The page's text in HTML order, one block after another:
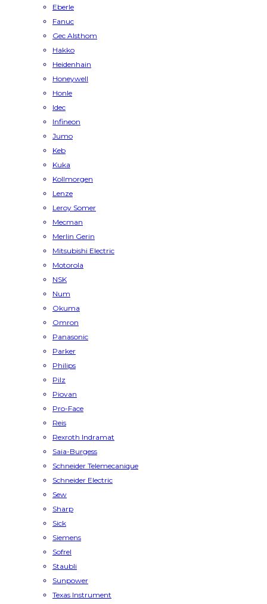
Eberle
Fanuc
Gec Alsthom
Hakko
Heidenhain
Honeywell
Honle
Idec
Infineon
Jumo
Keb
Kuka
Kollmorgen
Lenze
Leroy Somer
Mecman
Merlin Gerin
Mitsubishi Electric
Motorola
NSK
Num
Okuma
Omron
Panasonic
Parker
Philips
Pilz
Piovan
Pro-Face
Reis
Rexroth Indramat
Saia-Burgess
Schneider Telemecanique
Schneider Electric
Sew
Sharp
Sick
Siemens
Sofrel
Staubli
Sunpower
Texas Instrument